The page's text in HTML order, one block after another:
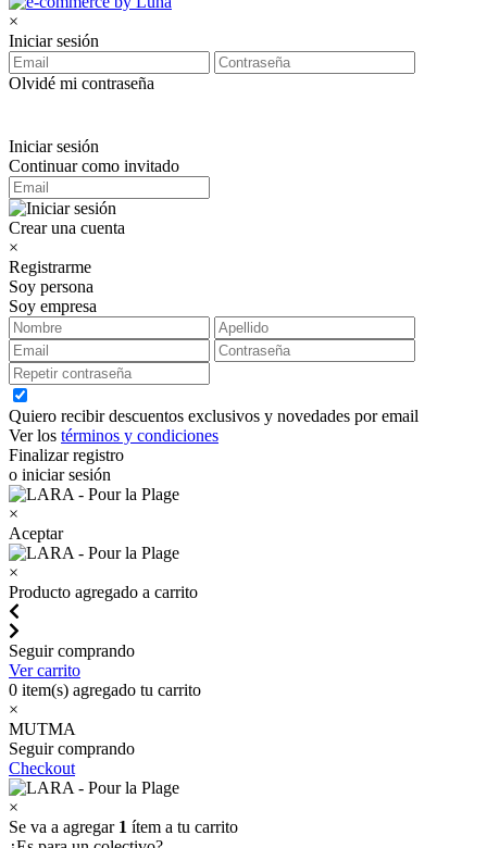
×
Iniciar sesión
Olvidé mi contraseña
Iniciar sesión
Continuar como invitado
Crear una cuenta
×
Registrarme
Soy persona
Soy empresa
Quiero recibir descuentos exclusivos y novedades por email
Ver los términos y condiciones
Finalizar registro
o iniciar sesión
×
Aceptar
×
Producto agregado a carrito
Seguir comprando
Ver carrito
0 item(s) agregado tu carrito
×
MUTMA
Seguir comprando
Checkout
×
Se va a agregar 1 ítem a tu carrito